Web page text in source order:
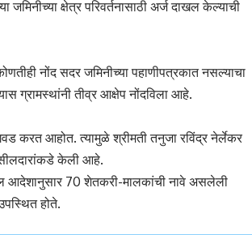
क्षेत्र परिवर्तनासाठी अर्ज दाखल केल्याची
नोंद सदर जमिनीच्या पहाणीपत्रकात नसल्याचा
ग्रामस्थांनी तीव्र आक्षेप नोंदविला आहे.
करत आहोत. त्यामुळे श्रीमती तनुजा रविंद्र नेर्लेकर
केली आहे.
आदेशानुसार 70 शेतकरी-मालकांची नावे असलेली
होते.